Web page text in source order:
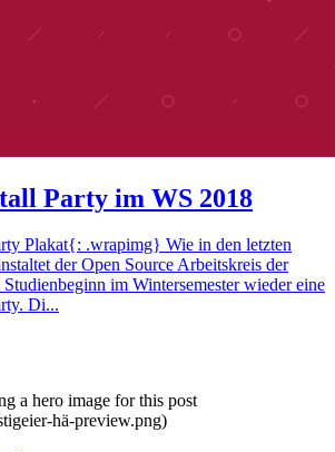
Party im WS 2018
Plakat{: .wrapimg} Wie in den letzten
der Open Source Arbeitskreis der
im Wintersemester wieder eine
Di...